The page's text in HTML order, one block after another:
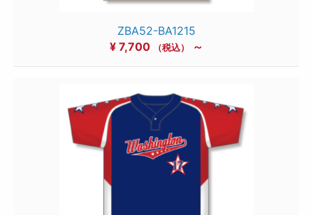
ZBA52-BA1215
¥ 7,700 （税込） ～